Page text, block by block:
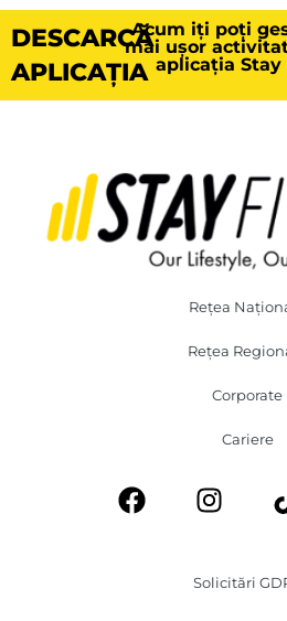
DESCARCĂ
APLICAȚIA
Acum iți poți
mai ușor
aplicația Stay
Rețea
Rețea
Corporate
Cariere
Solicitări